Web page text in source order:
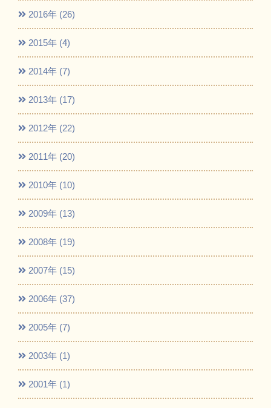
2016年 (26)
2015年 (4)
2014年 (7)
2013年 (17)
2012年 (22)
2011年 (20)
2010年 (10)
2009年 (13)
2008年 (19)
2007年 (15)
2006年 (37)
2005年 (7)
2003年 (1)
2001年 (1)